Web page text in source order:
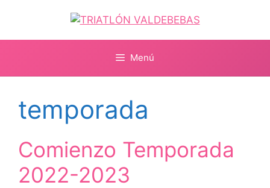
contenido
Menú
temporada
Comienzo Temporada
2022-2023